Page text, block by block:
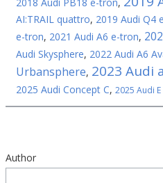
AI:TRAIL quattro, 2019 Audi Q4
e-tron, 2021 Audi A6 e-tron,
Audi Skysphere, 2022 Audi A6
Urbansphere, 2023 Audi
2025 Audi Concept C, 2025 Audi E
Author